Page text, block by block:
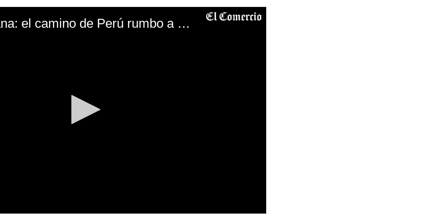
Selección Peruana: el camino de Perú rumbo a la final de la Copa América Brasil 2019